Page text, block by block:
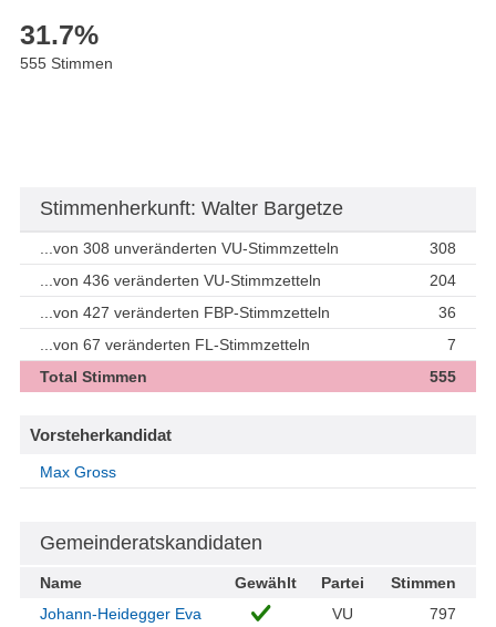
31.7%
555 Stimmen
Stimmenherkunft: Walter Bargetze
...von 308 unveränderten VU-Stimmzetteln
308
...von 436 veränderten VU-Stimmzetteln
204
...von 427 veränderten FBP-Stimmzetteln
36
...von 67 veränderten FL-Stimmzetteln
7
Total Stimmen
555
Vorsteherkandidat
Max Gross
Gemeinderatskandidaten
Name Gewählt Partei
Stimmen
Johann-Heidegger Eva
VU 797